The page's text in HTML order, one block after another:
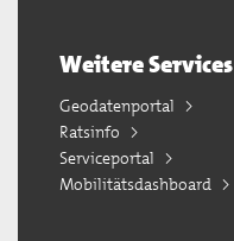
Weitere Services
Geodatenportal
Ratsinfo
Serviceportal
Mobilitätsdashboard